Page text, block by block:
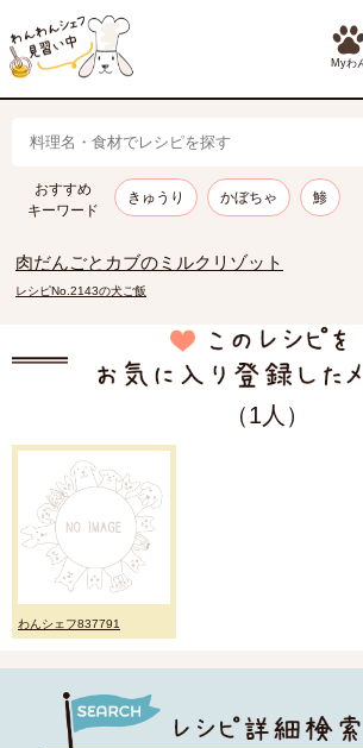
Myわ
おすすめ
キーワード
きゅうり かぼちゃ 鯵
肉だんごとカブのミルクリゾット
レシピNo.2143の犬ご飯
（1人）
わんシェフ837791